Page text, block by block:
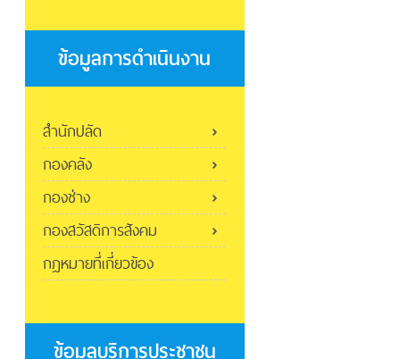
ข้อมูลการดำเนินงาน
สำนักปลัด
กองคลัง
กองช่าง
กองสวัสดิการสังคม
กฎหมายที่เกี่ยวข้อง
ข้อมูลบริการประชาชน